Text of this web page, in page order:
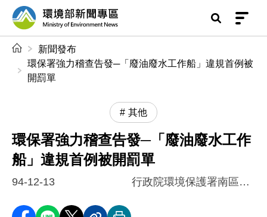
前往中央內容區塊
環境部新聞專區
新聞發布
環保署強力稽查告發─「廢油廢水工作船」違規首例被
開罰單
其他
環保署強力稽查告發─「廢油廢水工作
船」違規首例被開罰單
94-12-13 行政院環境保護署南區督察大隊